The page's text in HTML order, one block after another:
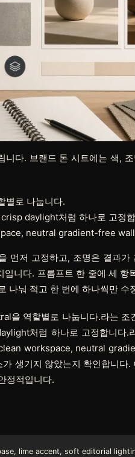
니다. 브랜드 톤 시트에는 색,
별로 나눕니다.
daylight처럼 하나로 고정
neutral gradient-free wall
먼저 고정하고, 조명은 결과가
니다. 프롬프트 한 줄에 세
나눠 적고 한 번에 하나씩만 수
을 역할별로 나눕니다.라는 조
처럼 하나로 고정합니다.
workspace, neutral
생기지 않았는지 확인합니다
정적입니다.
lime accent, soft editorial